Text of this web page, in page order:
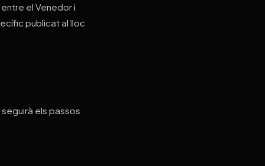
el Venedor i
publicat al lloc
els passos